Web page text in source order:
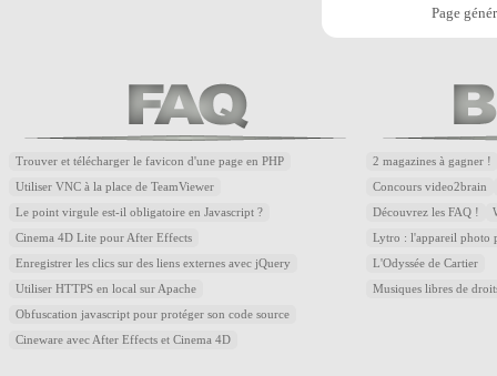
Page
Trouver et télécharger le favicon d'une page en PHP
Utiliser VNC à la place de TeamViewer
Le point virgule est-il obligatoire en Javascript ?
Cinema 4D Lite pour After Effects
Enregistrer les clics sur des liens externes avec jQuery
Utiliser HTTPS en local sur Apache
Obfuscation javascript pour protéger son code source
Cineware avec After Effects et Cinema 4D
2 magazines à gagner !
Concours video2brain
Découvrez les FAQ !
Lytro : l'appareil photo
L'Odyssée de Cartier
Musiques libres de